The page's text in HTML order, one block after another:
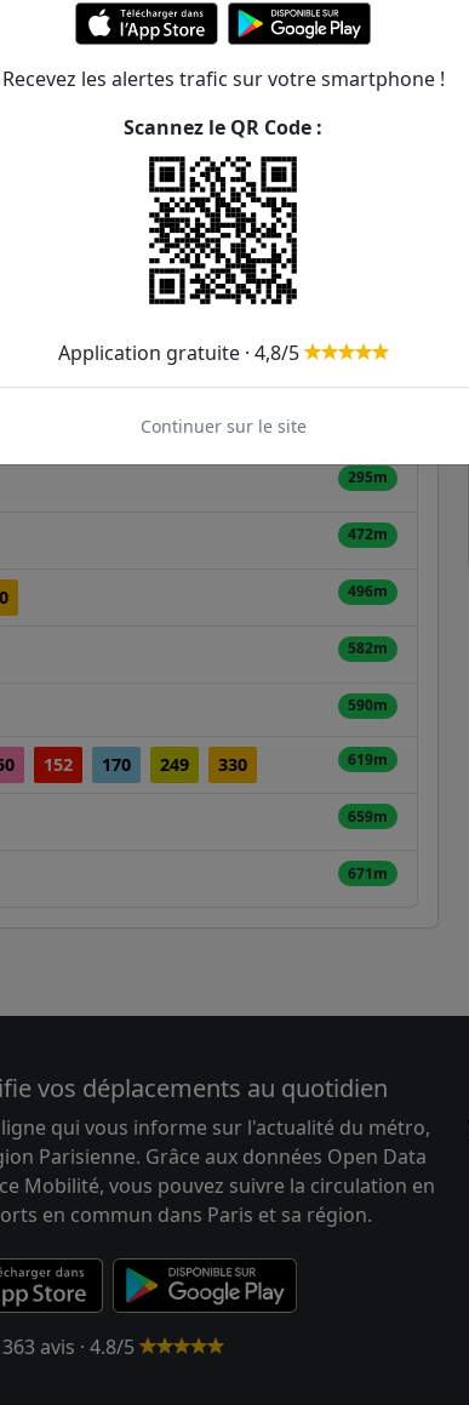
situées à moins de 1km de la gare
240m
295m
472m
496m
582m
590m
152 170 249 330 619m
659m
671m
vos déplacements au quotidien
qui vous informe sur l'actualité du métro,
Parisienne. Grâce aux données Open Data
Mobilité, vous pouvez suivre la circulation en
en commun dans Paris et sa région.
avis · 4.8/5
Recevez les alertes trafic sur votre smartphone !
Scannez le QR Code :
Application gratuite · 4,8/5
Continuer sur le site